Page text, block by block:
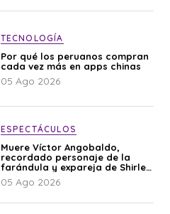
TECNOLOGÍA
Por qué los peruanos compran
cada vez más en apps chinas
05 Ago 2026
ESPECTÁCULOS
Muere Víctor Angobaldo,
recordado personaje de la
farándula y expareja de Shirley
Cherres
05 Ago 2026